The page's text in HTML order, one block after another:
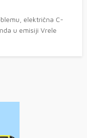
električna C-
u emisiji Vrele